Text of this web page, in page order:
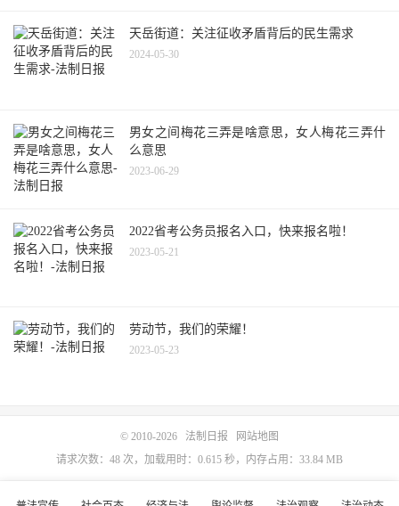
天岳街道：关注征收矛盾背后的民生需求
2024-05-30
男女之间梅花三弄是啥意思，女人梅花三弄什
么意思
2023-06-29
2022省考公务员报名入口，快来报名啦！
2023-05-21
劳动节，我们的荣耀！
2023-05-23
© 2010-2026 法制日报
网站地图
请求次数：48 次，加载用时：0.615 秒，内存占用：33.84 MB